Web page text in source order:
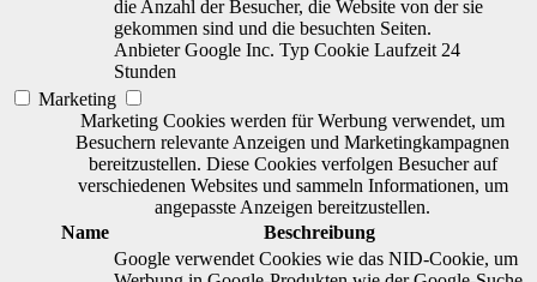
die Anzahl der Besucher, die Website von der sie
gekommen sind und die besuchten Seiten.
Anbieter Google Inc. Typ Cookie Laufzeit 24
Stunden
Marketing
Marketing Cookies werden für Werbung verwendet, um
Besuchern relevante Anzeigen und Marketingkampagnen
bereitzustellen. Diese Cookies verfolgen Besucher auf
verschiedenen Websites und sammeln Informationen, um
angepasste Anzeigen bereitzustellen.
Name
Beschreibung
Google verwendet Cookies wie das NID-Cookie, um